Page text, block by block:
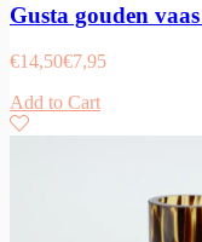
Gusta gouden
€14,50€7,95
Add to Cart